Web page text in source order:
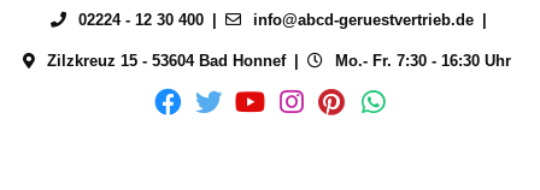
02224 - 12 30 400 info@abcd-geruestvertrieb.de
Zilzkreuz 15 - 53604 Bad Honnef Mo.- Fr. 7:30 - 16:30 Uhr